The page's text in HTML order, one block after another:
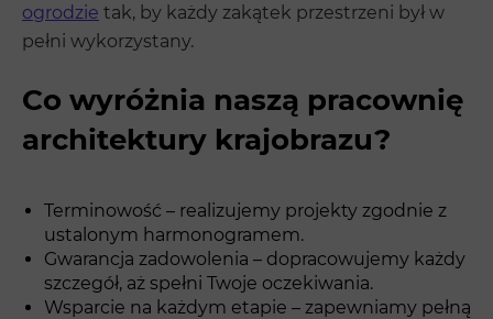
ogrodzie tak, by każdy zakątek przestrzeni był w
pełni wykorzystany.
Co wyróżnia naszą pracownię
architektury krajobrazu?
Terminowość – realizujemy projekty zgodnie z
ustalonym harmonogramem.
Gwarancja zadowolenia – dopracowujemy każdy
szczegół, aż spełni Twoje oczekiwania.
Wsparcie na każdym etapie – zapewniamy pełną